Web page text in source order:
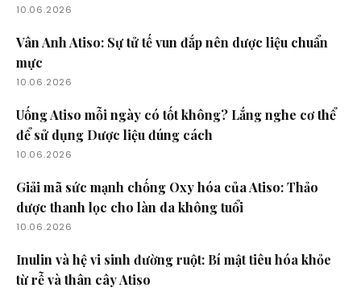
10.06.2026
Vân Anh Atiso: Sự tử tế vun đắp nên dược liệu chuẩn
mực
10.06.2026
Uống Atiso mỗi ngày có tốt không? Lắng nghe cơ thể
để sử dụng Dược liệu đúng cách
10.06.2026
Giải mã sức mạnh chống Oxy hóa của Atiso: Thảo
dược thanh lọc cho làn da không tuổi
10.06.2026
Inulin và hệ vi sinh đường ruột: Bí mật tiêu hóa khỏe
từ rễ và thân cây Atiso